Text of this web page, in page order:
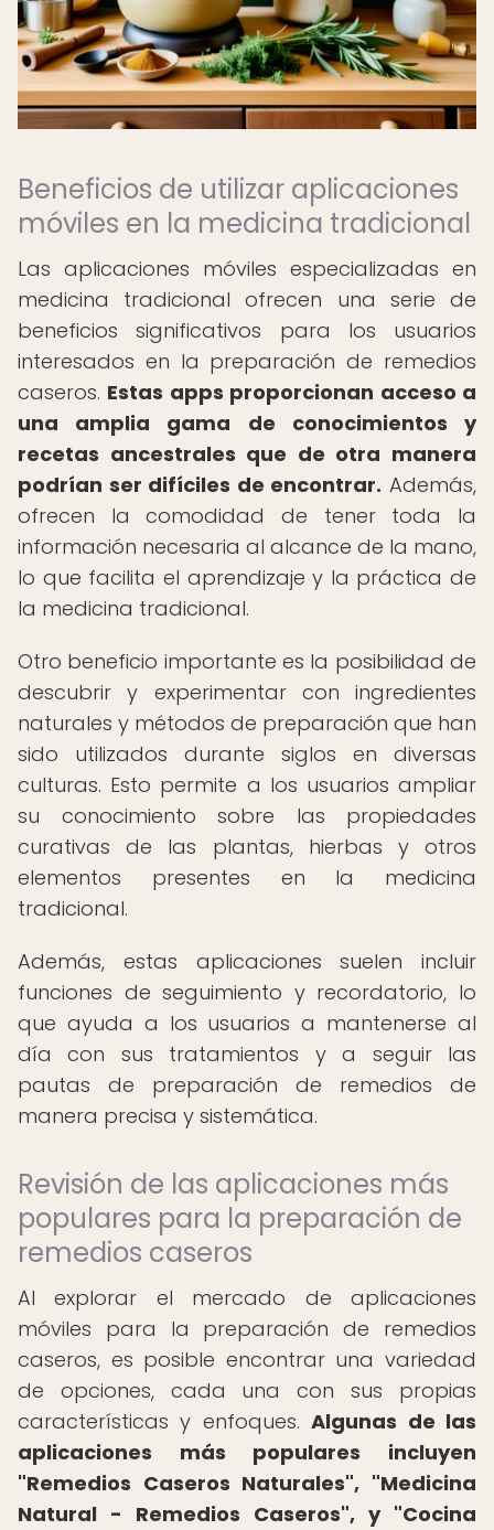
Beneficios de utilizar aplicaciones
móviles en la medicina tradicional
Las aplicaciones móviles especializadas en
medicina tradicional ofrecen una serie de
beneficios significativos para los usuarios
interesados en la preparación de remedios
caseros. Estas apps proporcionan acceso a
una amplia gama de conocimientos y
recetas ancestrales que de otra manera
podrían ser difíciles de encontrar. Además,
ofrecen la comodidad de tener toda la
información necesaria al alcance de la mano,
lo que facilita el aprendizaje y la práctica de
la medicina tradicional.
Otro beneficio importante es la posibilidad de
descubrir y experimentar con ingredientes
naturales y métodos de preparación que han
sido utilizados durante siglos en diversas
culturas. Esto permite a los usuarios ampliar
su conocimiento sobre las propiedades
curativas de las plantas, hierbas y otros
elementos presentes en la medicina
tradicional.
Además, estas aplicaciones suelen incluir
funciones de seguimiento y recordatorio, lo
que ayuda a los usuarios a mantenerse al
día con sus tratamientos y a seguir las
pautas de preparación de remedios de
manera precisa y sistemática.
Revisión de las aplicaciones más
populares para la preparación de
remedios caseros
Al explorar el mercado de aplicaciones
móviles para la preparación de remedios
caseros, es posible encontrar una variedad
de opciones, cada una con sus propias
características y enfoques.Algunas de las
aplicaciones más populares incluyen
"Remedios Caseros Naturales", "Medicina
Natural - Remedios Caseros", y "Cocina